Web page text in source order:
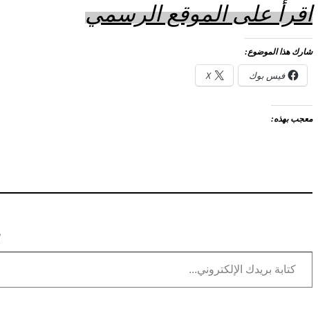
اقرأ على الموقع الرسمي
شارك هذا الموضوع:
فيس بوك X
معجب بهذه:
كتابة بريدك الإلكتروني...